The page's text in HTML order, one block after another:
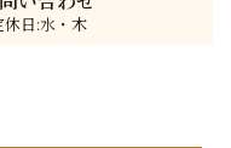
日:水・木